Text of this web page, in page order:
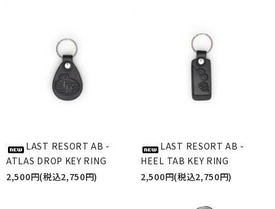
LAST RESORT AB -
ATLAS DROP KEY RING
2,500円(税込2,750円)
LAST RESORT AB -
HEEL TAB KEY RING
2,500円(税込2,750円)